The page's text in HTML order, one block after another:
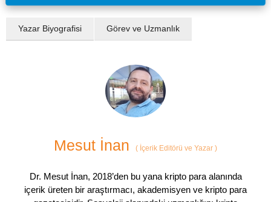
Yazar Biyografisi Görev ve Uzmanlık
Mesut İnan ( İçerik Editörü ve Yazar )
Dr. Mesut İnan, 2018’den bu yana kripto para alanında
içerik üreten bir araştırmacı, akademisyen ve kripto para